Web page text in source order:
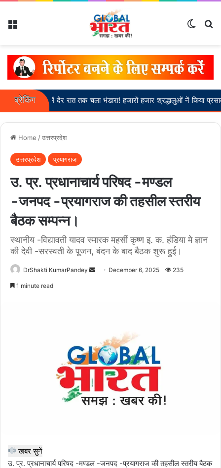
Menu
ब्रेकिंग
में देर रात तक चला भंडारा! हजारों हजार श्रद्धालुओं नें किया प्रसाद ग्रहण।
Home /उत्तरप्रदेश
उत्तरप्रदेश प्रयागराज
उ. प्र. प्रधानाचार्य परिषद -मण्डल
-जनपद -प्रयागराज की तहसील स्तरीय
बैठक सम्पन्न।
स्थानीय -विद्यावती यादव स्मारक महर्सी कृष्ण इ. क. हंडिया मे ज्ञान
की देवी -सरस्वती के पूजन, बंदन के बाद बैठक शुरू हुई।
DrShakti KumarPandey
Send December 6, 2025 235
1 minute read
खबर सुनें
उ. प्र. प्रधानाचार्य परिषद -मण्डल -जनपद -प्रयागराज की तहसील स्तरीय बैठक